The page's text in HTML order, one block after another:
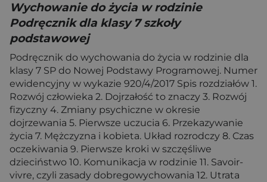
Wychowanie do życia w rodzinie
Podręcznik dla klasy 7 szkoły
podstawowej
Podręcznik do wychowania do życia w rodzinie dla
klasy 7 SP do Nowej Podstawy Programowej. Numer
ewidencyjny w wykazie 920/4/2017 Spis rozdziałów 1.
Rozwój człowieka 2. Dojrzałość to znaczy 3. Rozwój
fizyczny 4. Zmiany psychiczne w okresie
dojrzewania 5. Pierwsze uczucia 6. Przekazywanie
życia 7. Mężczyzna i kobieta. Układ rozrodczy 8. Czas
oczekiwania 9. Pierwsze kroki w szczęśliwe
dzieciństwo 10. Komunikacja w rodzinie 11. Savoir-
vivre, czyli zasady dobregowychowania 12. Utrata